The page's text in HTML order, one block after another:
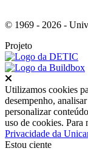
© 1969 - 2026 -
Projeto
Utilizamos cookies
desempenho,
personalizar
uso de cookies. Para
Privacidade da
Estou ciente